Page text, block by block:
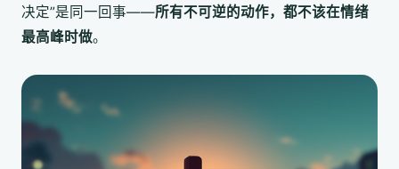
决定”是同一回事——所有不可逆的动作，都不该在情绪
最高峰时做。